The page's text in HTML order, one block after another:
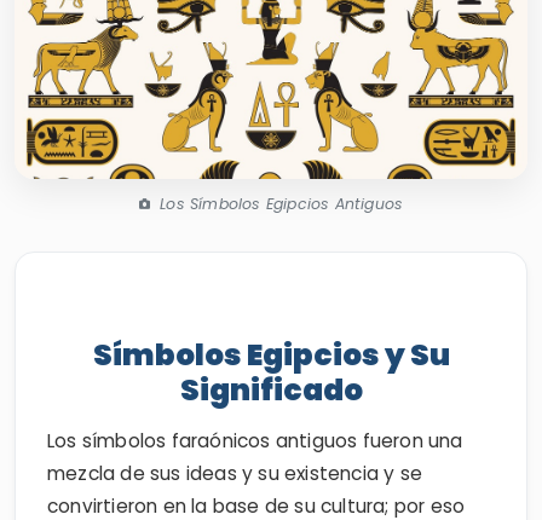
Los Símbolos Egipcios Antiguos
Símbolos Egipcios y Su
Significado
Los símbolos faraónicos antiguos fueron una
mezcla de sus ideas y su existencia y se
convirtieron en la base de su cultura; por eso